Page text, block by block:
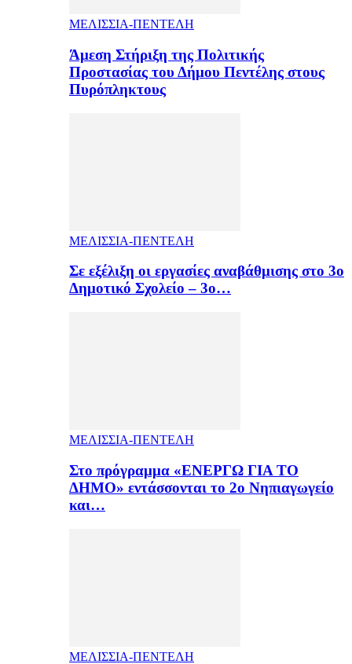
ΜΕΛΙΣΣΙΑ-ΠΕΝΤΕΛΗ
Άμεση Στήριξη της Πολιτικής
Προστασίας του Δήμου Πεντέλης στους
Πυρόπληκτους
ΜΕΛΙΣΣΙΑ-ΠΕΝΤΕΛΗ
Σε εξέλιξη οι εργασίες αναβάθμισης στο 3ο
Δημοτικό Σχολείο – 3ο…
ΜΕΛΙΣΣΙΑ-ΠΕΝΤΕΛΗ
Στο πρόγραμμα «ΕΝΕΡΓΩ ΓΙΑ ΤΟ
ΔΗΜΟ» εντάσσονται το 2ο Νηπιαγωγείο
και…
ΜΕΛΙΣΣΙΑ-ΠΕΝΤΕΛΗ